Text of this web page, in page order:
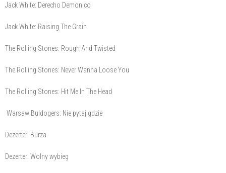
Jack White: Derecho Demonico
Jack White: Raising The Grain
The Rolling Stones: Rough And Twisted
The Rolling Stones: Never Wanna Loose You
The Rolling Stones: Hit Me In The Head
Warsaw Buldogers: Nie pytaj gdzie
Dezerter: Burza
Dezerter: Wolny wybieg